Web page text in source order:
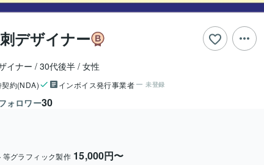
デザイナー
イナー 30代後半 女性
契約(NDA) インボイス発行事業者 未登録
ォロワー30
グラフィック製作 15,000円〜